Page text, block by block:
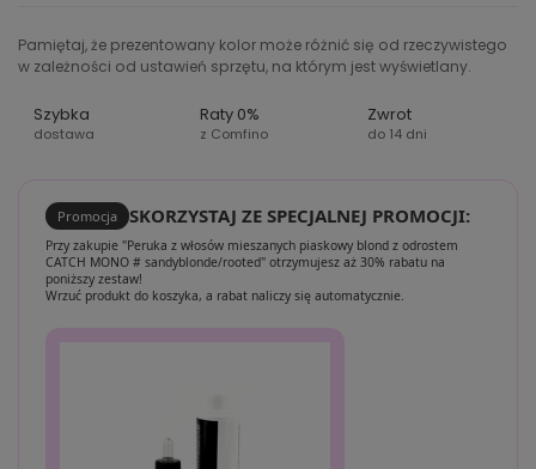
Pamiętaj, że prezentowany kolor może różnić się od rzeczywistego
w zależności od ustawień sprzętu, na którym jest wyświetlany.
Szybka
dostawa
Raty 0%
z Comfino
Zwrot
do 14 dni
Promocja SKORZYSTAJ ZE SPECJALNEJ PROMOCJI:
Przy zakupie "Peruka z włosów mieszanych piaskowy blond z odrostem
CATCH MONO # sandyblonde/rooted" otrzymujesz aż 30% rabatu na
poniższy zestaw!
Wrzuć produkt do koszyka, a rabat naliczy się automatycznie.